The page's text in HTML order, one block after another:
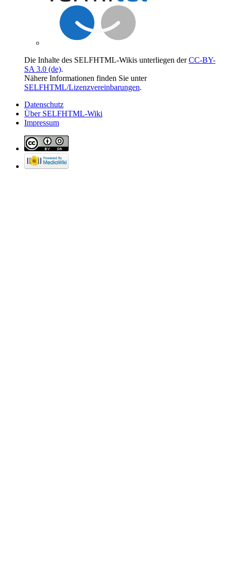
Die Inhalte des SELFHTML-Wikis unterliegen derCC-BY-
SA 3.0 (de).
Nähere Informationen finden Sie unter
SELFHTML/Lizenzvereinbarungen.
Datenschutz
Über SELFHTML-Wiki
Impressum